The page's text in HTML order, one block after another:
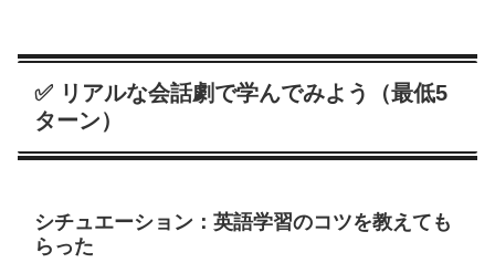
✅ リアルな会話劇で学んでみよう（最低5
ターン）
シチュエーション：英語学習のコツを教えても
らった